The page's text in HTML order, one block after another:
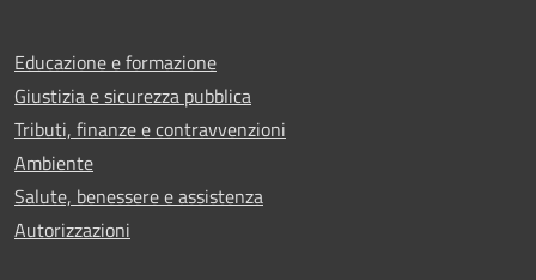
Educazione e formazione
Giustizia e sicurezza pubblica
Tributi, finanze e contravvenzioni
Ambiente
Salute, benessere e assistenza
Autorizzazioni